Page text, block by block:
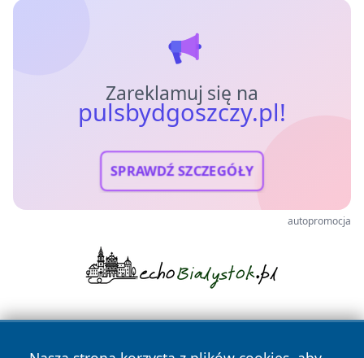
Zareklamuj się na
pulsbydgoszczy.pl!
SPRAWDŹ SZCZEGÓŁY
autopromocja